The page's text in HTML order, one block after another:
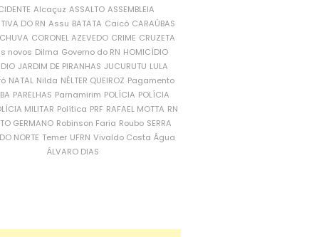
Alcaçuz ASSALTO ASSEMBLEIA
DO RN Assu BATATA Caicó CARAÚBAS
CORONEL AZEVEDO CRIME CRUZETA
novos Dilma Governo do RN HOMICÍDIO
JARDIM DE PIRANHAS JUCURUTU LULA
NATAL Nilda NÉLTER QUEIROZ Pagamento
PARELHAS Parnamirim POLÍCIA POLÍCIA
MILITAR Política PRF RAFAEL MOTTA RN
GERMANO Robinson Faria Roubo SERRA
NORTE Temer UFRN Vivaldo Costa Água
ÁLVARO DIAS